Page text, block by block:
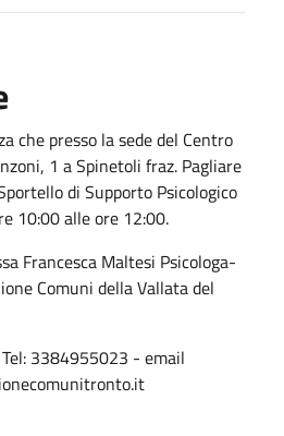
che presso la sede del Centro
1 a Spinetoli fraz. Pagliare
di Supporto Psicologico
10:00 alle ore 12:00.
Francesca Maltesi Psicologa-
Comuni della Vallata del
3384955023 - email